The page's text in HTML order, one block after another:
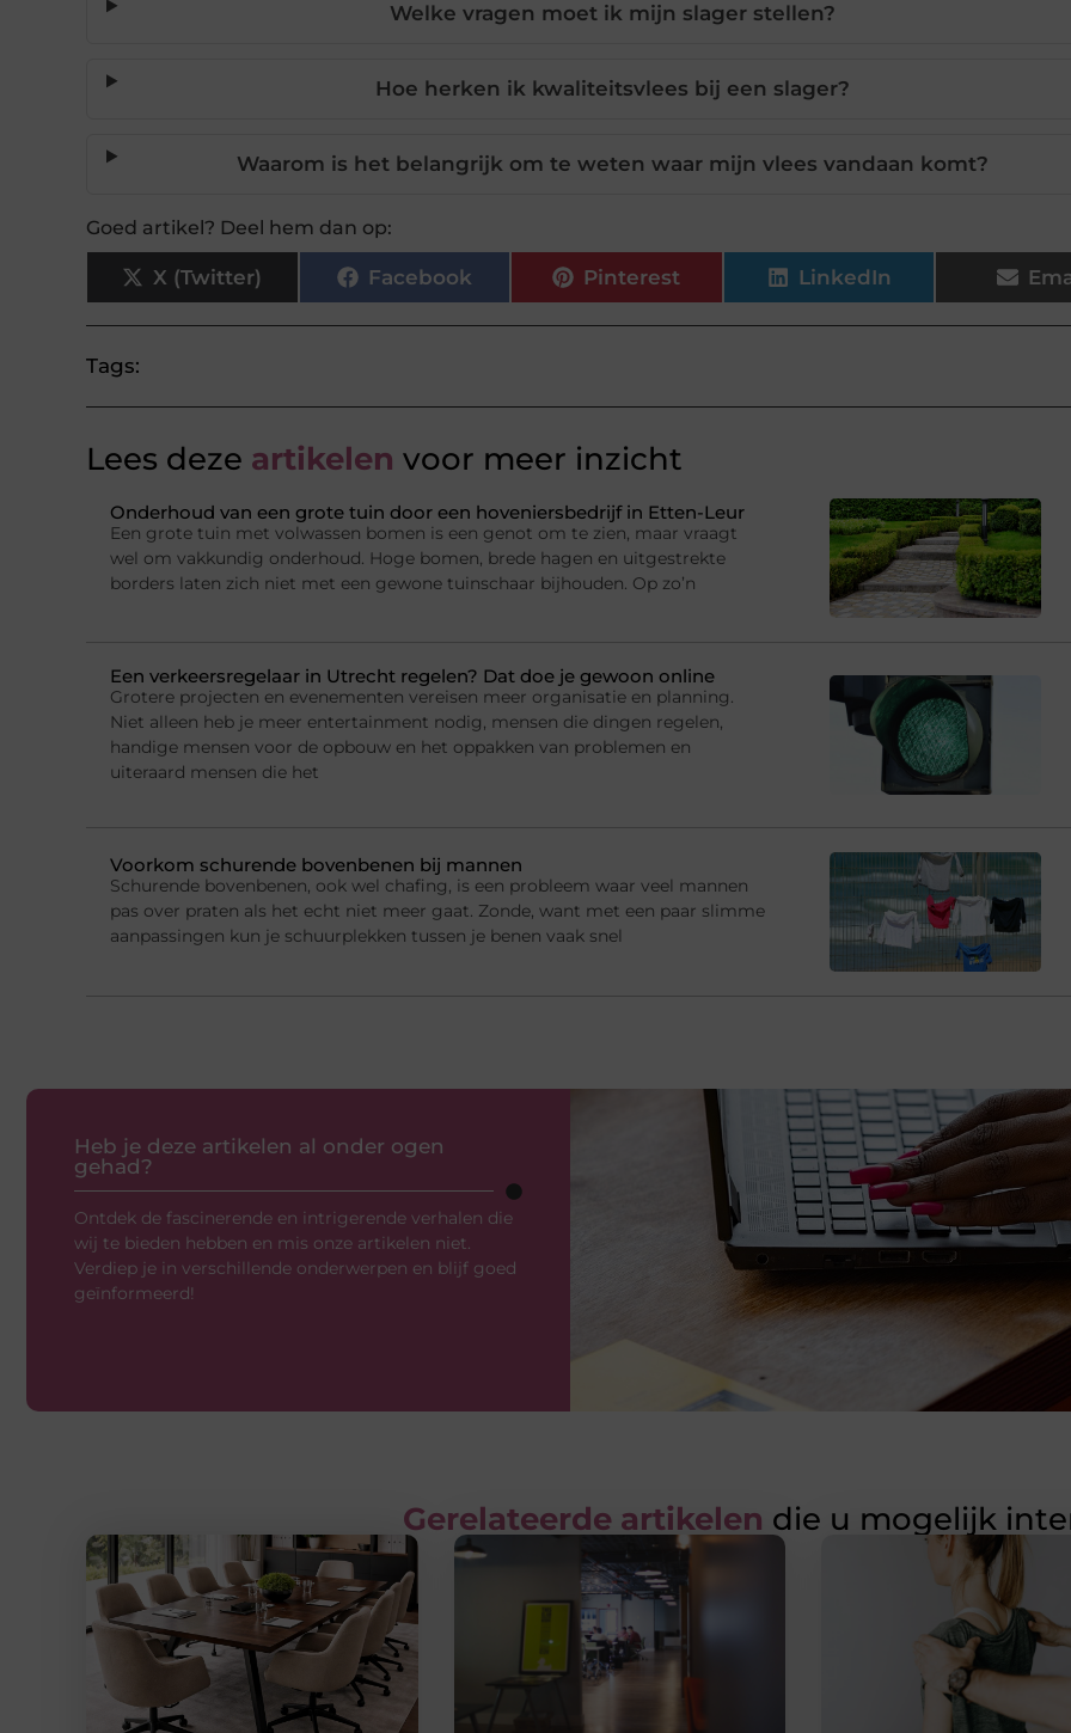
Welke vragen moet ik mijn slager stellen?
Hoe herken ik kwaliteitsvlees bij een slager?
Waarom is het belangrijk om te weten waar mijn vlees vandaan komt?
Goed artikel? Deel hem dan op:
X (Twitter) Facebook Pinterest LinkedIn
Tags:
Lees deze artikelen voor meer inzicht
Onderhoud van een grote tuin door een hoveniersbedrijf in Etten-Leur
Een grote tuin met volwassen bomen is een genot om te zien, maar vraagt
wel om vakkundig onderhoud. Hoge bomen, brede hagen en uitgestrekte
borders laten zich niet met een gewone tuinschaar bijhouden. Op zo’n
Een verkeersregelaar in Utrecht regelen? Dat doe je gewoon online
Grotere projecten en evenementen vereisen meer organisatie en planning.
Niet alleen heb je meer entertainment nodig, mensen die dingen regelen,
handige mensen voor de opbouw en het oppakken van problemen en
uiteraard mensen die het
Voorkom schurende bovenbenen bij mannen
Schurende bovenbenen, ook wel chafing, is een probleem waar veel mannen
pas over praten als het echt niet meer gaat. Zonde, want met een paar slimme
aanpassingen kun je schuurplekken tussen je benen vaak snel
Heb je deze artikelen al onder ogen
gehad?
Ontdek de fascinerende en intrigerende verhalen die
wij te bieden hebben en mis onze artikelen niet.
Verdiep je in verschillende onderwerpen en blijf goed
geïnformeerd!
Gerelateerde artikelen die u mogelijk